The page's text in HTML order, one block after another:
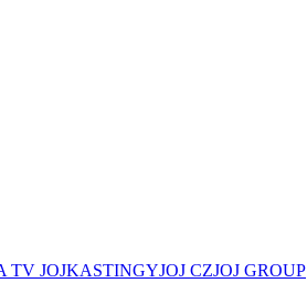
TV JOJKASTINGYJOJ CZJOJ GROUP